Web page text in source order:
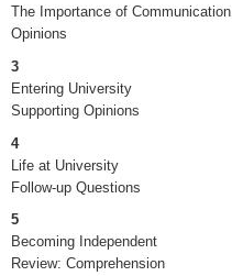
The Importance of Communication
Opinions
3
Entering University
Supporting Opinions
4
Life at University
Follow-up Questions
5
Becoming Independent
Review: Comprehension